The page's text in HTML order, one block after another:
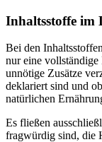
Inhaltsstoffe im
Bei den
nur eine
unnötige Zusätze
deklariert sind und
natürlichen
Es fließen
fragwürdig sind, die